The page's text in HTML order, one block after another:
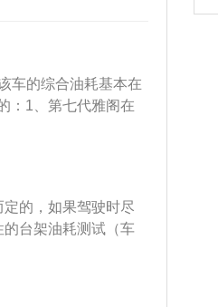
车的综合油耗基本在
：1、第七代雅阁在
型风格上糅合了欧式
下连续19个月同级车
机；5AT变速器；
性控制系统；i-SRS
的，如果驾驶时尽
台架油耗测试（车
度，正面电风扇吹，
数据和曲线图表；